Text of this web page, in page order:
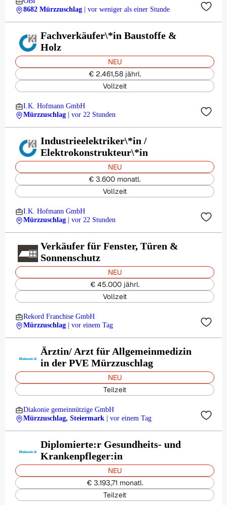
8682 Mürzzuschlag
| vor weniger als einer Stunde
Fachverkäufer\*in Baustoffe &
Holz
NEU
€ 2.461,58 jährl.
Vollzeit
I.K. Hofmann GmbH
Mürzzuschlag
| vor 22 Stunden
Industrieelektriker\*in /
Elektrokonstrukteur\*in
NEU
€ 3.600 monatl.
Vollzeit
I.K. Hofmann GmbH
Mürzzuschlag
| vor 22 Stunden
Verkäufer für Fenster, Türen &
Sonnenschutz
NEU
€ 45.000 jährl.
Vollzeit
Rekord Franchise GmbH
Mürzzuschlag
| vor einem Tag
Ärztin/ Arzt für Allgemeinmedizin
in der PVE Mürzzuschlag
NEU
Teilzeit
Diakonie gemeinnützige GmbH
Mürzzuschlag, Steiermark
| vor einem Tag
Diplomierte:r Gesundheits- und
Krankenpfleger:in
NEU
€ 3.193,71 monatl.
Teilzeit